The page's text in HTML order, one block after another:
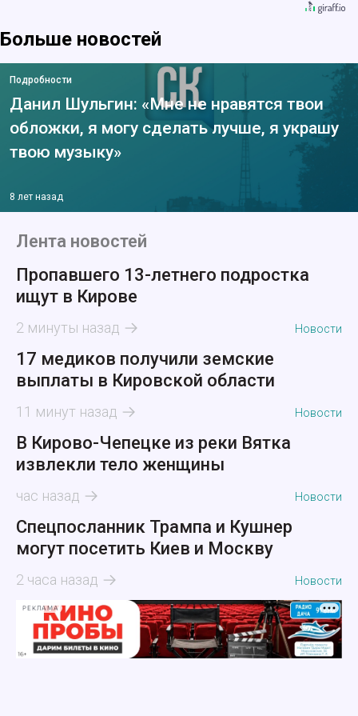
Больше новостей
Подробности
Данил Шульгин: «Мне не нравятся твои
обложки, я могу сделать лучше, я украшу
твою музыку»
8 лет назад
Лента новостей
Пропавшего 13-летнего подростка
ищут в Кирове
2 минуты назад Новости
17 медиков получили земские
выплаты в Кировской области
11 минут назад Новости
В Кирово-Чепецке из реки Вятка
извлекли тело женщины
час назад Новости
Спецпосланник Трампа и Кушнер
могут посетить Киев и Москву
2 часа назад Новости
РЕКЛАМА